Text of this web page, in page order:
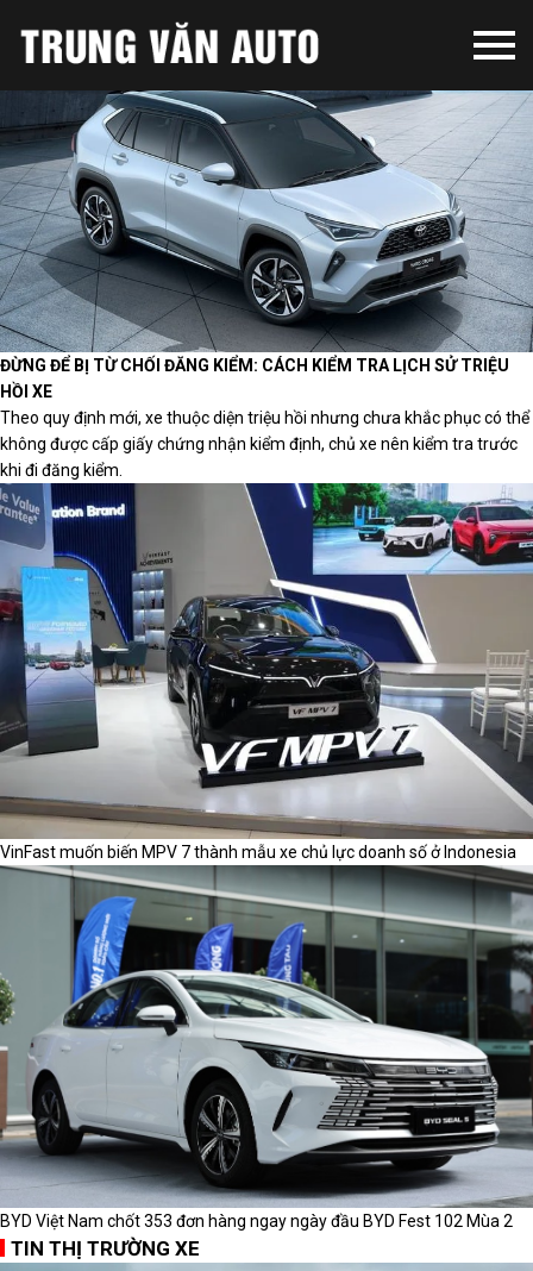
thị trường ô tô
đánh giá xe tư vấn ô tôkinh nghiệm khám phá
ĐỪNG ĐỂ BỊ TỪ CHỐI ĐĂNG KIỂM: CÁCH KIỂM TRA LỊCH SỬ TRIỆU
HỒI XE
Theo quy định mới, xe thuộc diện triệu hồi nhưng chưa khắc phục có thể
không được cấp giấy chứng nhận kiểm định, chủ xe nên kiểm tra trước
khi đi đăng kiểm.
VinFast muốn biến MPV 7 thành mẫu xe chủ lực doanh số ở Indonesia
BYD Việt Nam chốt 353 đơn hàng ngay ngày đầu BYD Fest 102 Mùa 2
TIN THỊ TRƯỜNG XE